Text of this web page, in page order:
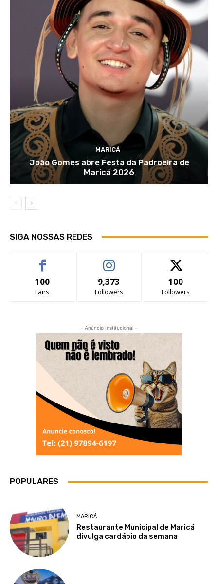
MARICÁ
João Gomes abre Festa da Padroeira de
Maricá 2026
SIGA NOSSAS REDES
100
Fans
9,373
Followers
100
Followers
- Anúncio Institucional -
POPULARES
MARICÁ
Restaurante Municipal de Maricá
divulga cardápio da semana